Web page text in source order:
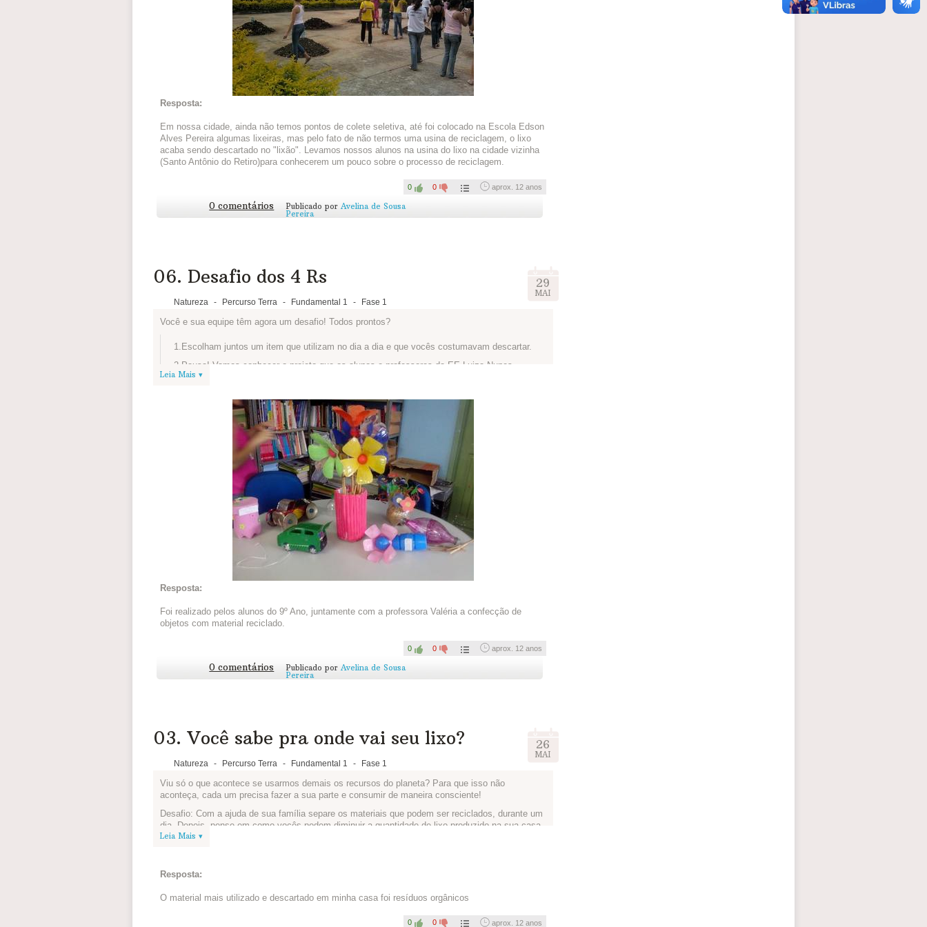
Resposta:
Em nossa cidade, ainda não temos pontos de colete seletiva, até foi colocado na Escola Edson
Alves Pereira algumas lixeiras, mas pelo fato de não termos uma usina de reciclagem, o lixo
acaba sendo descartado no "lixão". Levamos nossos alunos na usina do lixo na cidade vizinha
(Santo Antônio do Retiro)para conhecerem um pouco sobre o processo de reciclagem.
0 0 aprox. 12 anos
0 comentários Publicado por Avelina de Sousa
Pereira
06. Desafio dos 4 Rs
Natureza - Percurso Terra - Fundamental 1 - Fase 1
29
MAI
Você e sua equipe têm agora um desafio! Todos prontos?
1.Escolham juntos um item que utilizam no dia a dia e que vocês costumavam descartar.
2.Pausa! Vamos conhecer o projeto que os alunos e professores da EE Luiza Nunes
Bezerra criaram para reutilizar o que antes ia para o lixo? As ideias dessa turma são
3.Depois de navegar é hora de voltar ao nosso desafio! O primeiro passo é pensar de que
forma sua equipe pode reutilizar o item que escolheram.
4.Mãos à obra! Transformem o item escolhido para que seja reutilizado e tirem uma foto,
explicando a ideia de vocês. Se tiverem criado um novo produto, expliquem para que ele
5.Publiquem a foto e a explicação nos campos abaixo. Esse conteúdo irá
automaticamente para a seção de Novidades da Equipe, em sua página inicial, e para o
Blog do Circuito, com o títuloDesafio dos 4 Rs . Capriche!
Se não for possível criar, vale desenhar!
A ideia pode inspirar muitas pessoas! Você pode seguir em frente, mas para finalizar o Percurso
Terra precisará ter feito o post! Não esqueça =)
Leia Mais ▾
Resposta:
Foi realizado pelos alunos do 9º Ano, juntamente com a professora Valéria a confecção de
objetos com material reciclado.
0 0 aprox. 12 anos
0 comentários Publicado por Avelina de Sousa
Pereira
03. Você sabe pra onde vai seu lixo?
Natureza - Percurso Terra - Fundamental 1 - Fase 1
26
MAI
Viu só o que acontece se usarmos demais os recursos do planeta? Para que isso não
aconteça, cada um precisa fazer a sua parte e consumir de maneira consciente!
Desafio: Com a ajuda de sua família separe os materiais que podem ser reciclados, durante um
dia. Depois, pense em como vocês podem diminuir a quantidade de lixo produzido na sua casa.
Converse com todos, juntos vocês podem ter ótimas ideias.
Leia Mais ▾
Resposta:
O material mais utilizado e descartado em minha casa foi resíduos orgânicos
0 0 aprox. 12 anos